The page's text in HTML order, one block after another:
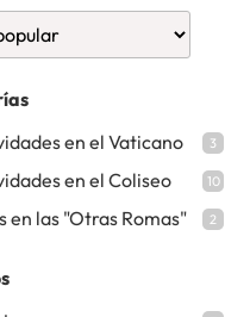
en el Vaticano
3
en el Coliseo 10
en las "Otras Romas" 2